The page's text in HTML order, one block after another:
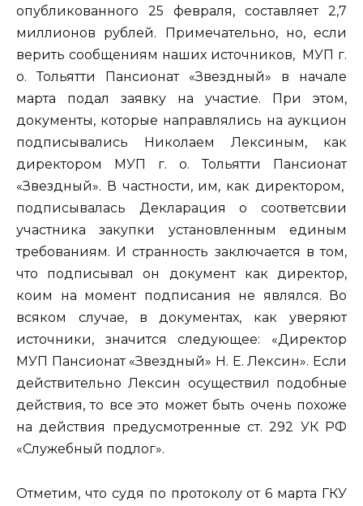
опубликованного 25 февраля, составляет 2,7
миллионов рублей. Примечательно, но, если
верить сообщениям наших источников, МУП г.
о. Тольятти Пансионат «Звездный» в начале
марта подал заявку на участие. При этом,
документы, которые направлялись на аукцион
подписывались Николаем Лексиным, как
директором МУП г. о. Тольятти Пансионат
«Звездный». В частности, им, как директором,
подписывалась Декларация о соответсвии
участника закупки установленным единым
требованиям. И странность заключается в том,
что подписывал он документ как директор,
коим на момент подписания не являлся. Во
всяком случае, в документах, как уверяют
источники, значится следующее: «Директор
МУП Пансионат «Звездный» Н. Е. Лексин». Если
действительно Лексин осуществил подобные
действия, то все это может быть очень похоже
на действия предусмотренные ст. 292 УК РФ
«Служебный подлог».
Отметим, что судя по протоколу от 6 марта ГКУ